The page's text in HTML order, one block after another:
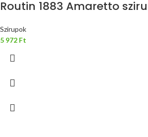
Routin 1883 Amaretto
Szirupok
5 972 Ft